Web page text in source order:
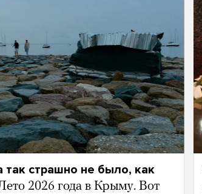
так страшно не было, как
2026 года в Крыму. Вот